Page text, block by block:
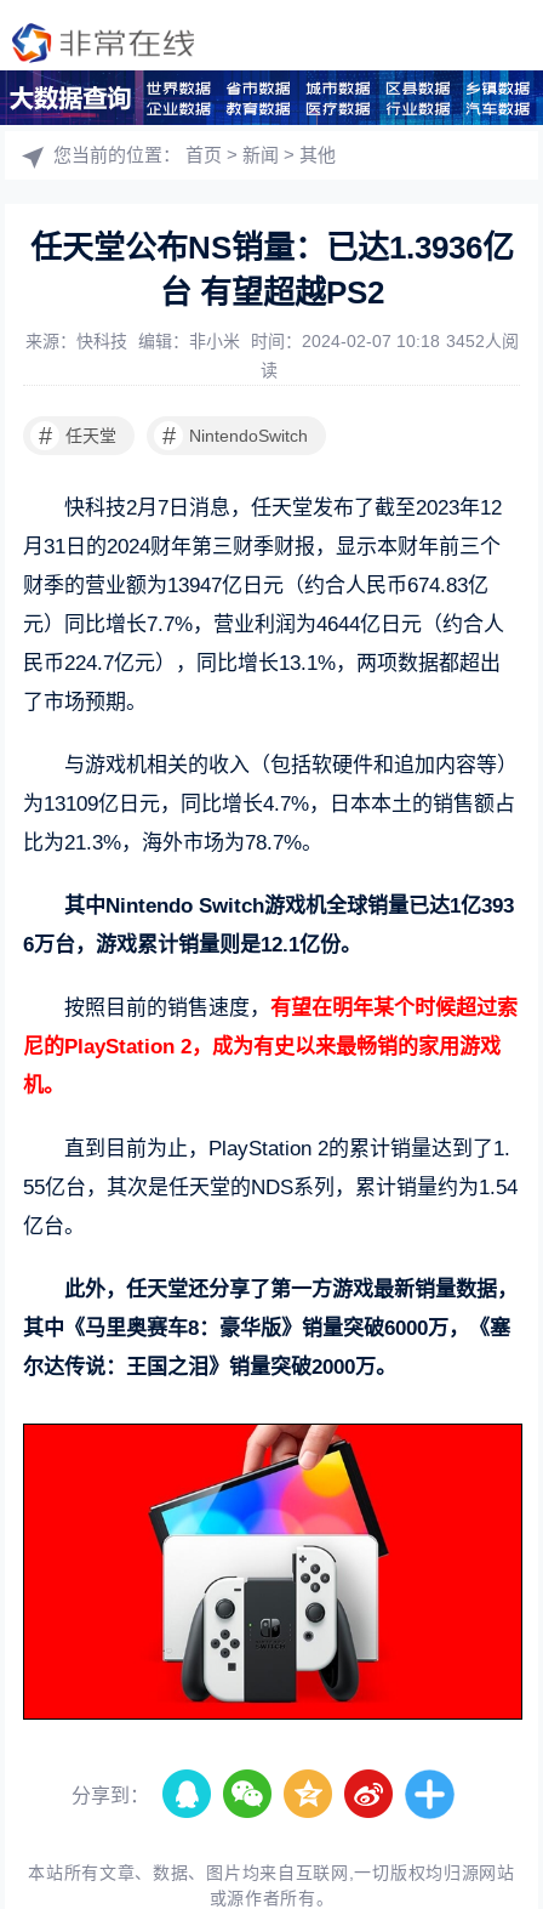
您当前的位置：首页 >新闻 >其他
任天堂公布NS销量：已达1.3936亿
台 有望超越PS2
来源：快科技 编辑：非小米 时间：2024-02-07 10:18 3452人阅
读
# 任天堂 # NintendoSwitch
快科技2月7日消息，任天堂发布了截至2023年12
月31日的2024财年第三财季财报，显示本财年前三个
财季的营业额为13947亿日元（约合人民币674.83亿
元）同比增长7.7%，营业利润为4644亿日元（约合人
民币224.7亿元），同比增长13.1%，两项数据都超出
了市场预期。
与游戏机相关的收入（包括软硬件和追加内容等）
为13109亿日元，同比增长4.7%，日本本土的销售额占
比为21.3%，海外市场为78.7%。
其中Nintendo Switch游戏机全球销量已达1亿393
6万台，游戏累计销量则是12.1亿份。
按照目前的销售速度，有望在明年某个时候超过索
尼的PlayStation 2，成为有史以来最畅销的家用游戏
机。
直到目前为止，PlayStation 2的累计销量达到了1.
55亿台，其次是任天堂的NDS系列，累计销量约为1.54
亿台。
此外，任天堂还分享了第一方游戏最新销量数据，
其中《马里奥赛车8：豪华版》销量突破6000万，《塞
尔达传说：王国之泪》销量突破2000万。
分享到：
本站所有文章、数据、图片均来自互联网,一切版权均归源网站
或源作者所有。